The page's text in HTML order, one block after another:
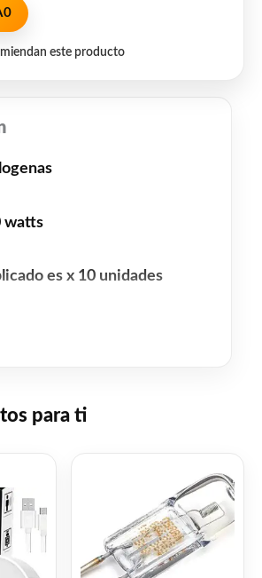
0
este producto
watts
es x 10 unidades
0 para ti